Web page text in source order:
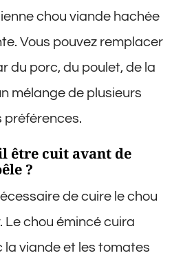
chou viande hachée
Vous pouvez remplacer
du porc, du poulet, de la
mélange de plusieurs
préférences.
être cuit avant de
?
de cuire le chou
Le chou émincé cuira
viande et les tomates